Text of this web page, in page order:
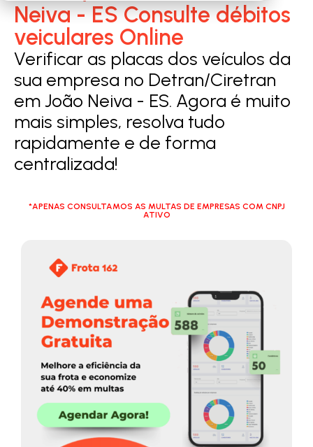
Neiva - ES Consulte débitos
veiculares Online
Verificar as placas dos veículos da
sua empresa no Detran/Ciretran
em João Neiva - ES. Agora é muito
mais simples, resolva tudo
rapidamente e de forma
centralizada!
*APENAS CONSULTAMOS AS MULTAS DE EMPRESAS COM CNPJ
ATIVO